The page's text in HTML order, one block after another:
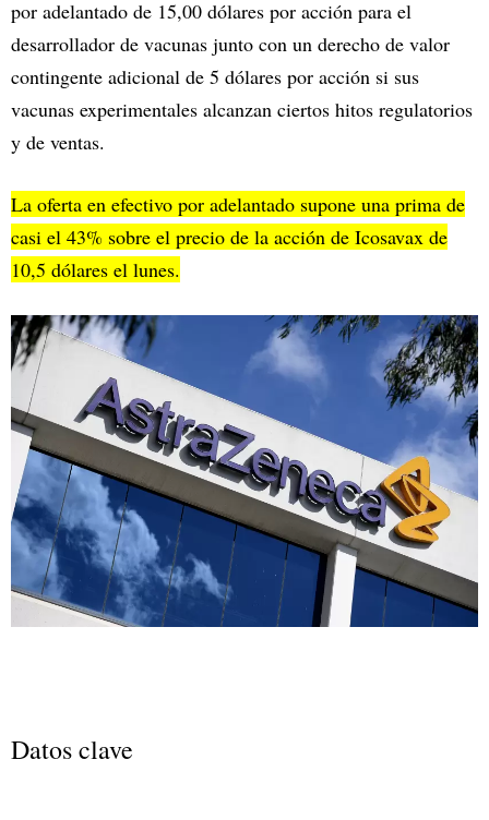
por adelantado de 15,00 dólares por acción para el
desarrollador de vacunas junto con un derecho de valor
contingente adicional de 5 dólares por acción si sus
vacunas experimentales alcanzan ciertos hitos regulatorios
y de ventas.
La oferta en efectivo por adelantado supone una prima de
casi el 43% sobre el precio de la acción de Icosavax de
10,5 dólares el lunes.
Datos clave